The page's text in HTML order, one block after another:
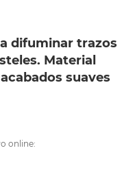
difuminar trazos
Material
suaves
online: